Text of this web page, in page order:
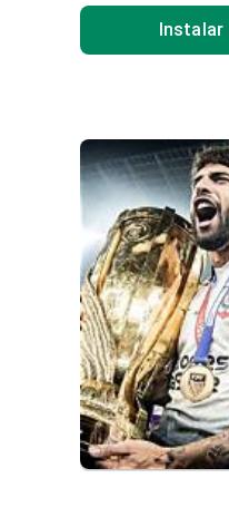
Instalar